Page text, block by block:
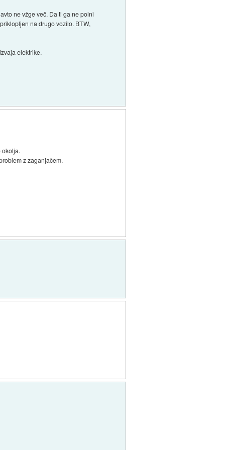
ne vžge več. Da ti ga ne polni
na drugo vozilo. BTW,
elektrike.
okolja.
z zaganjačem.